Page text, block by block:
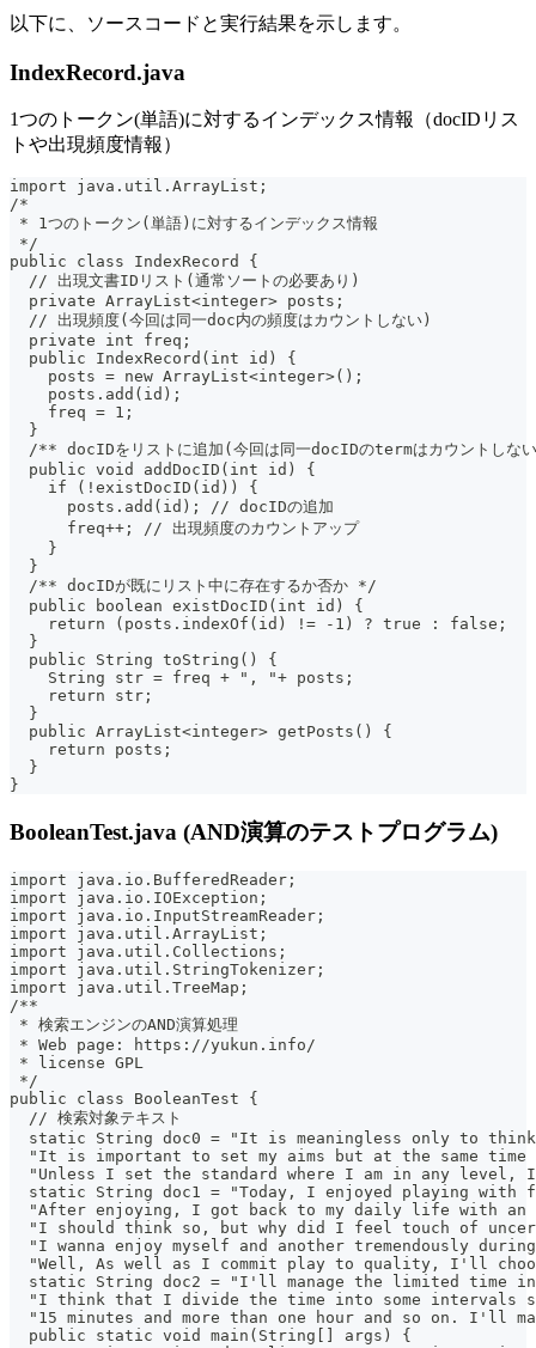
以下に、ソースコードと実行結果を示します。
IndexRecord.java
1つのトークン(単語)に対するインデックス情報（docIDリス
トや出現頻度情報）
import java.util.ArrayList;
/*
* 1つのトークン(単語)に対するインデックス情報
*/
public class IndexRecord {
  // 出現文書IDリスト(通常ソートの必要あり)
  private ArrayList<integer> posts;
  // 出現頻度(今回は同一doc内の頻度はカウントしない)
  private int freq;
  public IndexRecord(int id) {
    posts = new ArrayList<integer>();
    posts.add(id);
    freq = 1;
  }
/** docIDをリストに追加(今回は同一docIDのtermはカウントしな
  public void addDocID(int id) {
    if (!existDocID(id)) {
      posts.add(id); // docIDの追加
      freq++; // 出現頻度のカウントアップ
    }
  }
  /** docIDが既にリスト中に存在するか否か */
  public boolean existDocID(int id) {
    return (posts.indexOf(id) != -1) ? true : false;
  }
  public String toString() {
    String str = freq + ", "+ posts;
    return str;
  }
  public ArrayList<integer> getPosts() {
    return posts;
  }
}
BooleanTest.java (AND演算のテストプログラム)
import java.io.BufferedReader;
import java.io.IOException;
import java.io.InputStreamReader;
import java.util.ArrayList;
import java.util.Collections;
import java.util.StringTokenizer;
import java.util.TreeMap;
/**
* 検索エンジンのAND演算処理
* Web page: https://yukun.info/
* license GPL
*/
public class BooleanTest {
  // 検索対象テキスト
static String doc0 = "It is meaningless only to
"It is important to set my aims but at the same
"Unless I set the standard where I am in any level,
static String doc1 = "Today, I enjoyed playing with
"After enjoying, I got back to my daily life with an
"I should think so, but why did I feel touch of
"I wanna enjoy myself and another tremendously
"Well, As well as I commit play to quality, I'll
static String doc2 = "I'll manage the limited time
"I think that I divide the time into some intervals
"15 minutes and more than one hour and so on. I'll
  public static void main(String[] args) {